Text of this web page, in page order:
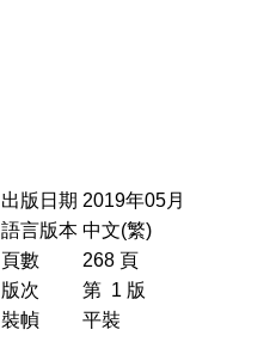
出版日期 2019年05月
語言版本 中文(繁)
頁數
268 頁
版次
第 1 版
裝幀
平裝